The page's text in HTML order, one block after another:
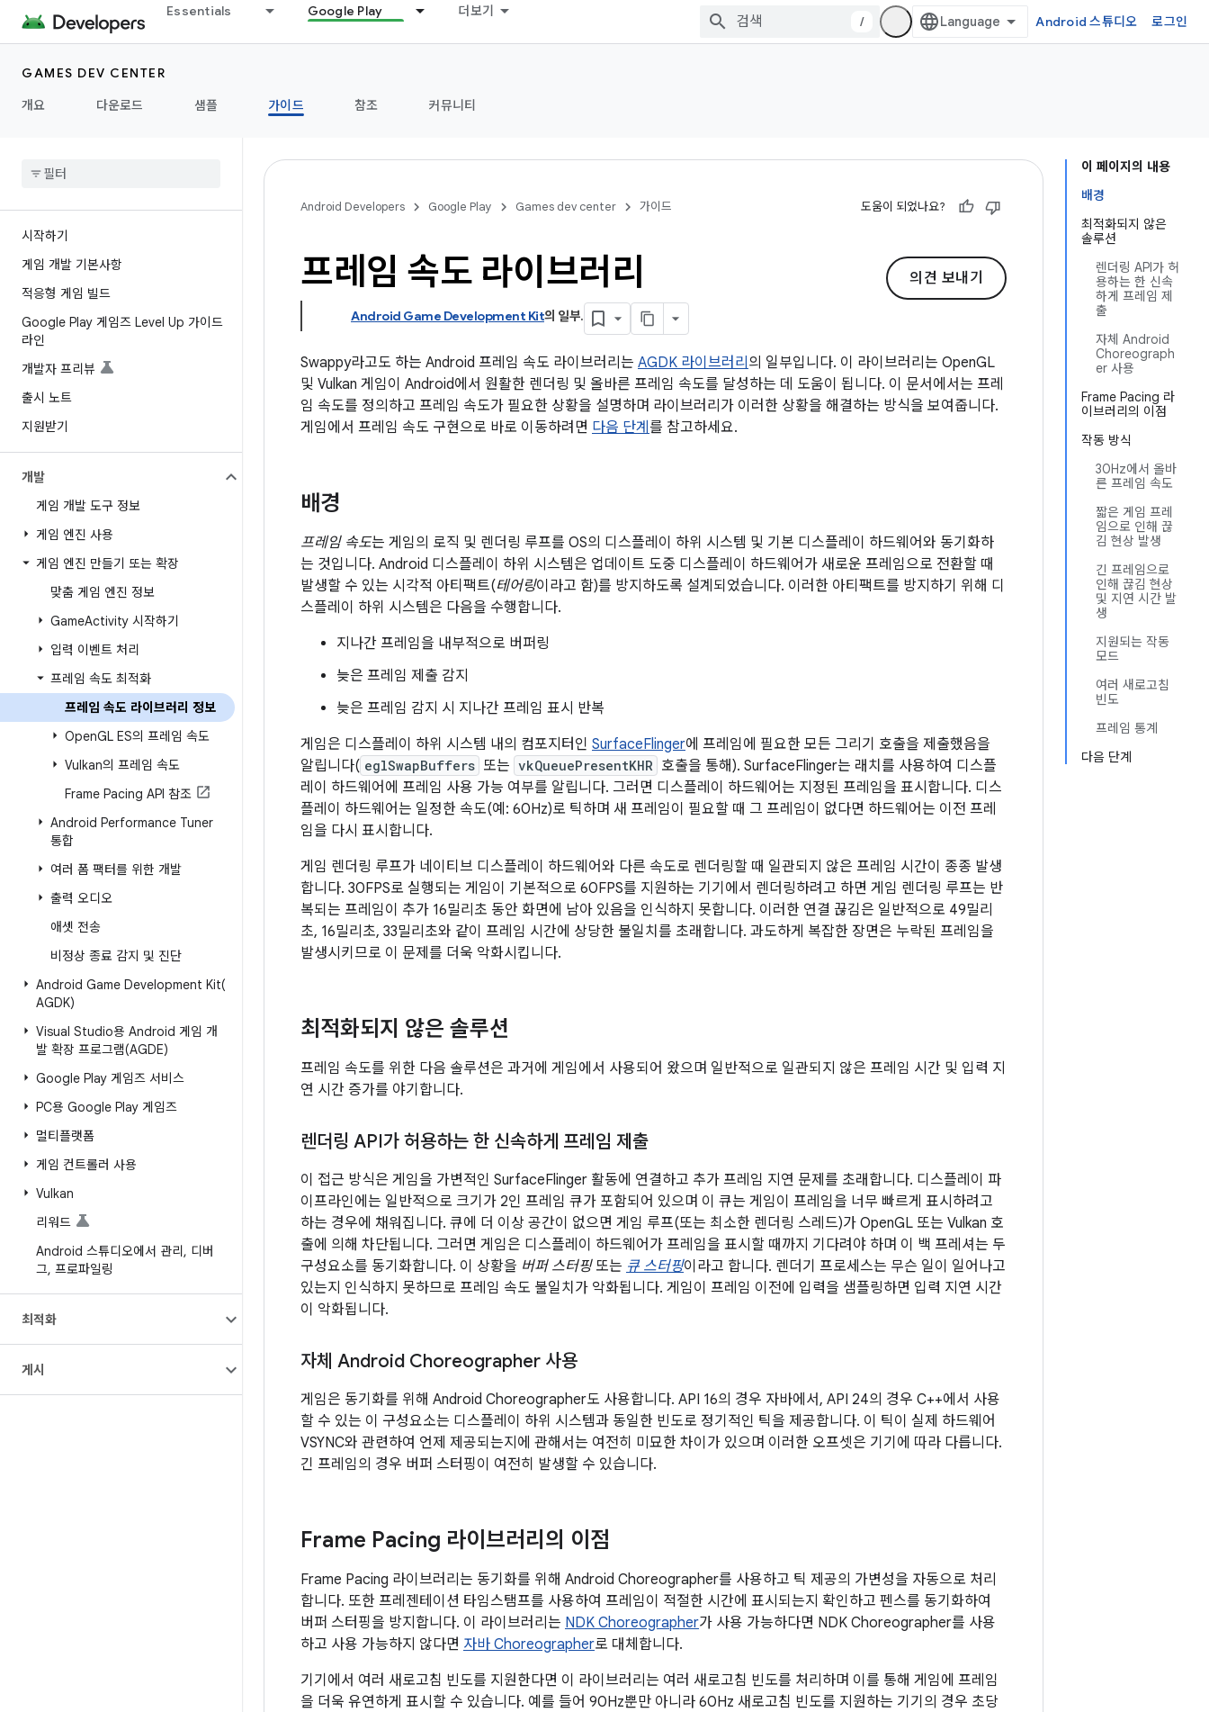
Essentials Google Play 더보기
/ Android 스튜디오 로그인
GAMES DEV CENTER
개요
다운로드 샘플 가이드 참조 커뮤니티
시작하기
게임 개발 기본사항
적응형 게임 빌드
Google Play 게임즈 Level Up 가이드
라인
개발자 프리뷰
출시 노트
지원받기
개발
게임 개발 도구 정보
게임 엔진 사용
게임 엔진 만들기 또는 확장
맞춤 게임 엔진 정보
GameActivity 시작하기
입력 이벤트 처리
프레임 속도 최적화
프레임 속도 라이브러리 정보
OpenGL ES의 프레임 속도
Vulkan의 프레임 속도
Frame Pacing API 참조
Android Performance Tuner
통합
여러 폼 팩터를 위한 개발
출력 오디오
애셋 전송
비정상 종료 감지 및 진단
Android Game Development Kit(
AGDK)
Visual Studio용 Android 게임 개
발 확장 프로그램(AGDE)
Google Play 게임즈 서비스
PC용 Google Play 게임즈
멀티플랫폼
게임 컨트롤러 사용
Vulkan
리워드
Android 스튜디오에서 관리, 디버
그, 프로파일링
최적화
게시
이 페이지의 내용
배경
최적화되지 않은
솔루션
렌더링 API가 허
용하는 한 신속
하게 프레임 제
출
자체 Android
Choreograph
er 사용
Frame Pacing 라
이브러리의 이점
작동 방식
30Hz에서 올바
른 프레임 속도
짧은 게임 프레
임으로 인해 끊
김 현상 발생
긴 프레임으로
인해 끊김 현상
및 지연 시간 발
생
지원되는 작동
모드
여러 새로고침
빈도
프레임 통계
다음 단계
Android Developers Google Play Games dev center 가이드 도움이 되었나요?
의견 보내기
프레임 속도 라이브러리
Android Game Development Kit의 일부.
Swappy라고도 하는 Android 프레임 속도 라이브러리는 AGDK 라이브러리 의 일부입니다. 이 라이브러리는 OpenGL
및 Vulkan 게임이 Android에서 원활한 렌더링 및 올바른 프레임 속도를 달성하는 데 도움이 됩니다. 이 문서에서는 프레
임 속도를 정의하고 프레임 속도가 필요한 상황을 설명하며 라이브러리가 이러한 상황을 해결하는 방식을 보여줍니다.
게임에서 프레임 속도 구현으로 바로 이동하려면 다음 단계 를 참고하세요.
배경
프레임 속도는 게임의 로직 및 렌더링 루프를 OS의 디스플레이 하위 시스템 및 기본 디스플레이 하드웨어와 동기화하
는 것입니다. Android 디스플레이 하위 시스템은 업데이트 도중 디스플레이 하드웨어가 새로운 프레임으로 전환할 때
발생할 수 있는 시각적 아티팩트(테어링이라고 함)를 방지하도록 설계되었습니다. 이러한 아티팩트를 방지하기 위해 디
스플레이 하위 시스템은 다음을 수행합니다.
지나간 프레임을 내부적으로 버퍼링
늦은 프레임 제출 감지
늦은 프레임 감지 시 지나간 프레임 표시 반복
게임은 디스플레이 하위 시스템 내의 컴포지터인 SurfaceFlinger에 프레임에 필요한 모든 그리기 호출을 제출했음을
알립니다( eglSwapBuffers 또는 vkQueuePresentKHR 호출을 통해). SurfaceFlinger는 래치를 사용하여 디스플
레이 하드웨어에 프레임 사용 가능 여부를 알립니다. 그러면 디스플레이 하드웨어는 지정된 프레임을 표시합니다. 디스
플레이 하드웨어는 일정한 속도(예: 60Hz)로 틱하며 새 프레임이 필요할 때 그 프레임이 없다면 하드웨어는 이전 프레
임을 다시 표시합니다.
게임 렌더링 루프가 네이티브 디스플레이 하드웨어와 다른 속도로 렌더링할 때 일관되지 않은 프레임 시간이 종종 발생
합니다. 30FPS로 실행되는 게임이 기본적으로 60FPS를 지원하는 기기에서 렌더링하려고 하면 게임 렌더링 루프는 반
복되는 프레임이 추가 16밀리초 동안 화면에 남아 있음을 인식하지 못합니다. 이러한 연결 끊김은 일반적으로 49밀리
초, 16밀리초, 33밀리초와 같이 프레임 시간에 상당한 불일치를 초래합니다. 과도하게 복잡한 장면은 누락된 프레임을
발생시키므로 이 문제를 더욱 악화시킵니다.
최적화되지 않은 솔루션
프레임 속도를 위한 다음 솔루션은 과거에 게임에서 사용되어 왔으며 일반적으로 일관되지 않은 프레임 시간 및 입력 지
연 시간 증가를 야기합니다.
렌더링 API가 허용하는 한 신속하게 프레임 제출
이 접근 방식은 게임을 가변적인 SurfaceFlinger 활동에 연결하고 추가 프레임 지연 문제를 초래합니다. 디스플레이 파
이프라인에는 일반적으로 크기가 2인 프레임 큐가 포함되어 있으며 이 큐는 게임이 프레임을 너무 빠르게 표시하려고
하는 경우에 채워집니다. 큐에 더 이상 공간이 없으면 게임 루프(또는 최소한 렌더링 스레드)가 OpenGL 또는 Vulkan 호
출에 의해 차단됩니다. 그러면 게임은 디스플레이 하드웨어가 프레임을 표시할 때까지 기다려야 하며 이 백 프레셔는 두
구성요소를 동기화합니다. 이 상황을 버퍼 스터핑또는 큐 스터핑이라고 합니다. 렌더기 프로세스는 무슨 일이 일어나고
있는지 인식하지 못하므로 프레임 속도 불일치가 악화됩니다. 게임이 프레임 이전에 입력을 샘플링하면 입력 지연 시간
이 악화됩니다.
자체 Android Choreographer 사용
게임은 동기화를 위해 Android Choreographer도 사용합니다. API 16의 경우 자바에서, API 24의 경우 C++에서 사용
할 수 있는 이 구성요소는 디스플레이 하위 시스템과 동일한 빈도로 정기적인 틱을 제공합니다. 이 틱이 실제 하드웨어
VSYNC와 관련하여 언제 제공되는지에 관해서는 여전히 미묘한 차이가 있으며 이러한 오프셋은 기기에 따라 다릅니다.
긴 프레임의 경우 버퍼 스터핑이 여전히 발생할 수 있습니다.
Frame Pacing 라이브러리의 이점
Frame Pacing 라이브러리는 동기화를 위해 Android Choreographer를 사용하고 틱 제공의 가변성을 자동으로 처리
합니다. 또한 프레젠테이션 타임스탬프를 사용하여 프레임이 적절한 시간에 표시되는지 확인하고 펜스를 동기화하여
버퍼 스터핑을 방지합니다. 이 라이브러리는 NDK Choreographer가 사용 가능하다면 NDK Choreographer를 사용
하고 사용 가능하지 않다면 자바 Choreographer로 대체합니다.
기기에서 여러 새로고침 빈도를 지원한다면 이 라이브러리는 여러 새로고침 빈도를 처리하며 이를 통해 게임에 프레임
을 더욱 유연하게 표시할 수 있습니다. 예를 들어 90Hz뿐만 아니라 60Hz 새로고침 빈도를 지원하는 기기의 경우 초당